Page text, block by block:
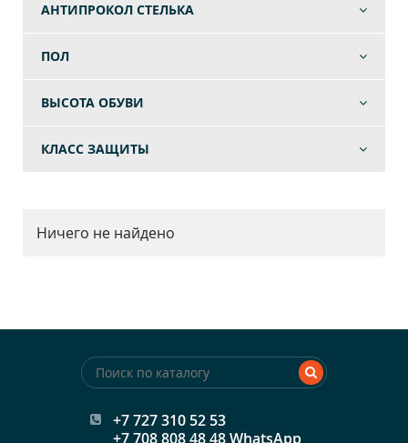
АНТИПРОКОЛ СТЕЛЬКА
ПОЛ
ВЫСОТА ОБУВИ
КЛАСС ЗАЩИТЫ
Ничего не найдено
+7 727 310 52 53
+7 708 808 48 48 WhatsApp